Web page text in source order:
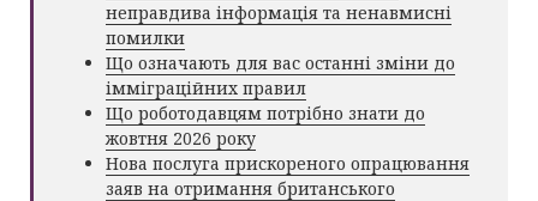
неправдива інформація та ненавмисні
помилки
Що означають для вас останні зміни до
імміграційних правил
Що роботодавцям потрібно знати до
жовтня 2026 року
Нова послуга прискореного опрацювання
заяв на отримання британського